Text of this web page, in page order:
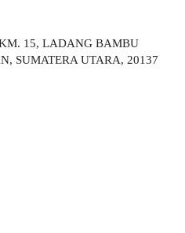
15, LADANG BAMBU
SUMATERA UTARA, 20137